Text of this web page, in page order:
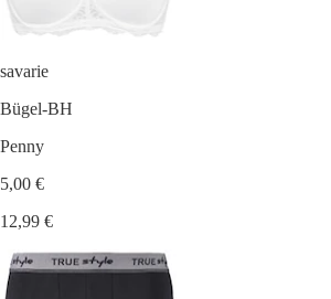
savarie
Bügel-BH
Penny
5,00 €
12,99 €